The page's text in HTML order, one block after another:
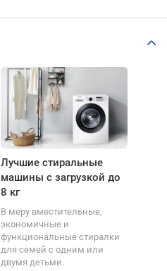
Лучшие стиральные
машины с загрузкой до
8 кг
В меру вместительные,
экономичные и
функциональные стиралки
для семей с одним или
двумя детьми.